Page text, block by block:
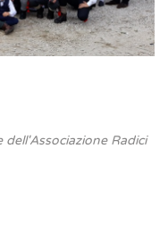
dell'Associazione Radici